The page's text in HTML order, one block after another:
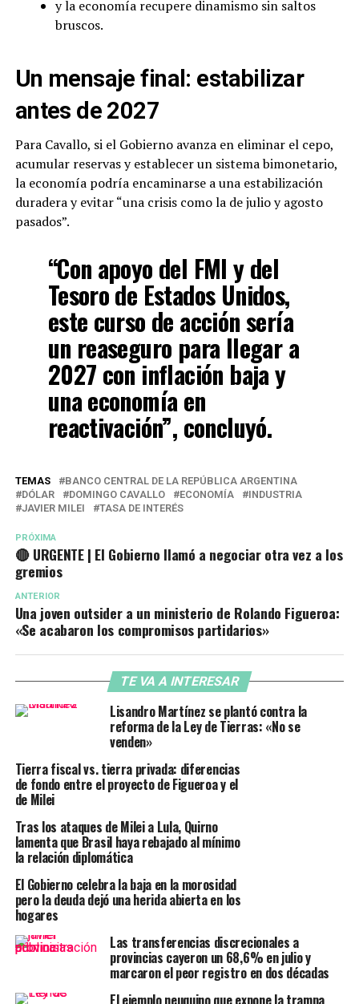
y la economía recupere dinamismo sin saltos
bruscos.
Un mensaje final: estabilizar
antes de 2027
Para Cavallo, si el Gobierno avanza en eliminar el cepo,
acumular reservas y establecer un sistema bimonetario,
la economía podría encaminarse a una estabilización
duradera y evitar “una crisis como la de julio y agosto
pasados”.
“Con apoyo del FMI y del
Tesoro de Estados Unidos,
este curso de acción sería
un reaseguro para llegar a
2027 con inflación baja y
una economía en
reactivación”, concluyó.
TEMAS
BANCO CENTRAL DE LA REPÚBLICA ARGENTINA
DÓLAR
DOMINGO CAVALLO ECONOMÍA
INDUSTRIA
JAVIER MILEI
TASA DE INTERÉS
PRÓXIMA
🔴 URGENTE | El Gobierno llamó a negociar otra vez a los
gremios
ANTERIOR
Una joven outsider a un ministerio de Rolando Figueroa:
«Se acabaron los compromisos partidarios»
TE VA A INTERESAR
Lisandro Martínez se plantó contra la
reforma de la Ley de Tierras: «No se
venden»
Tierra fiscal vs. tierra privada: diferencias
de fondo entre el proyecto de Figueroa y el
de Milei
Tras los ataques de Milei a Lula, Quirno
lamenta que Brasil haya rebajado al mínimo
la relación diplomática
El Gobierno celebra la baja en la morosidad
pero la deuda dejó una herida abierta en los
hogares
Las transferencias discrecionales a
provincias cayeron un 68,6% en julio y
marcaron el peor registro en dos décadas
El ejemplo neuquino que expone la trampa